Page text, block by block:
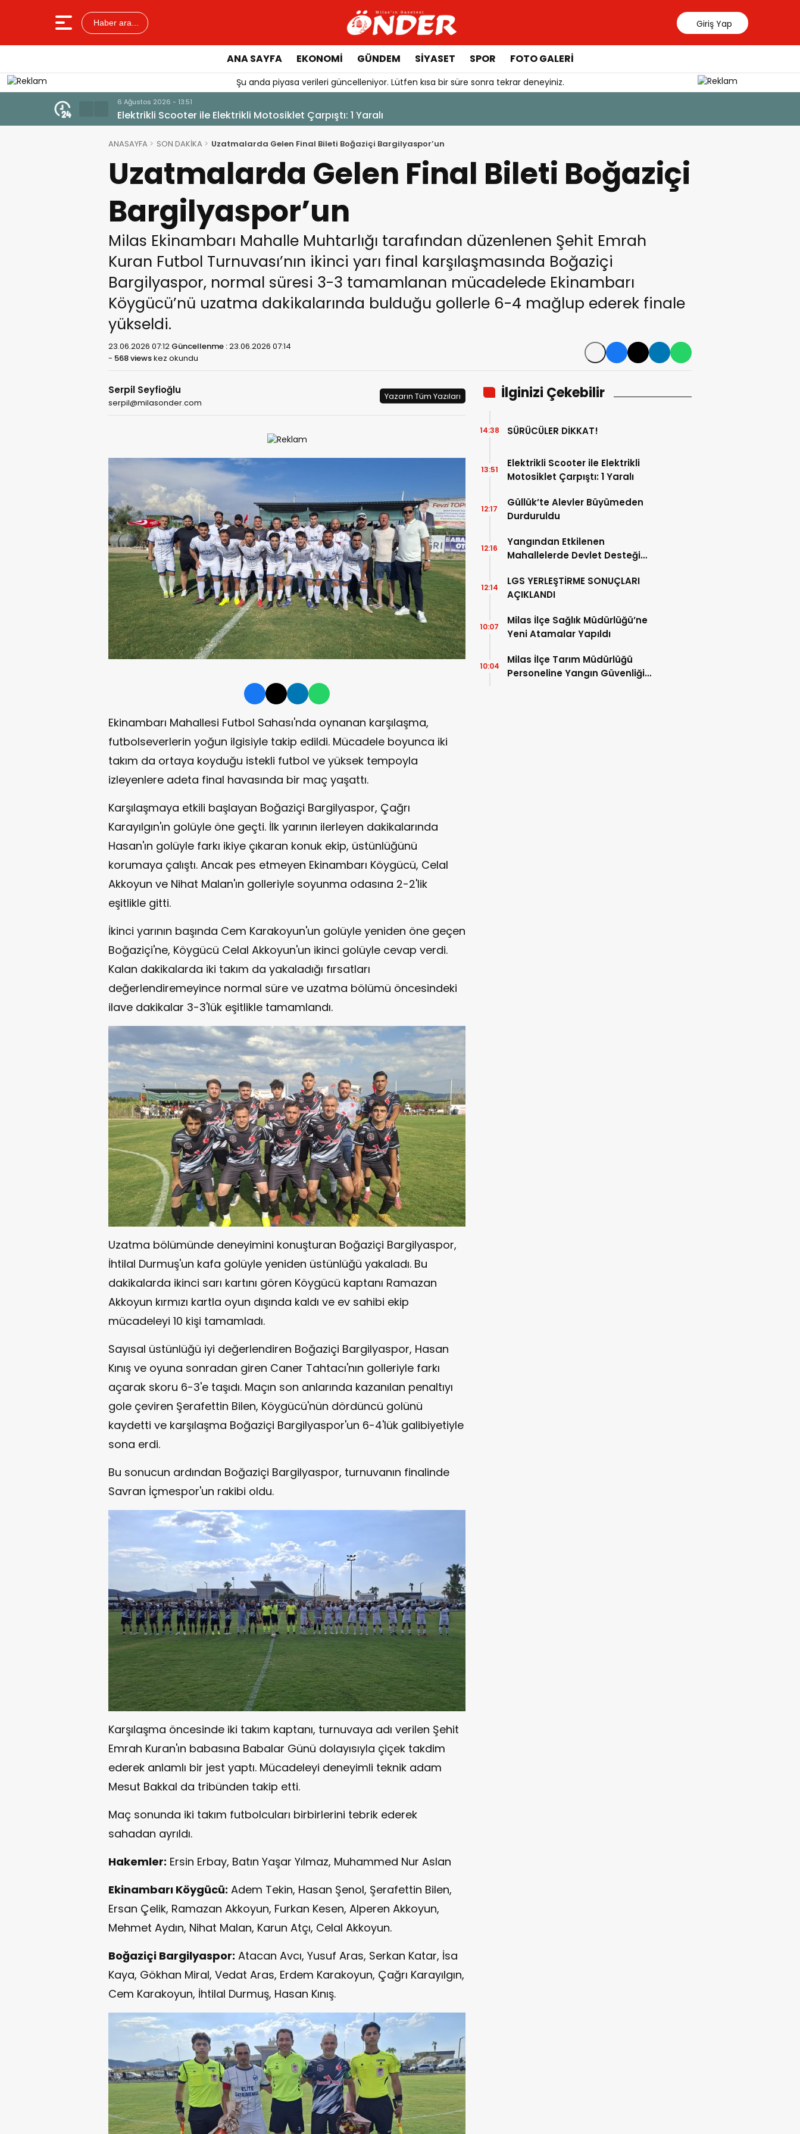
Haber ara... Giriş Yap
ANA SAYFA EKONOMİ GÜNDEM SİYASET SPOR FOTO GALERİ
Şu anda piyasa verileri güncelleniyor. Lütfen kısa bir süre sonra tekrar deneyiniz.
ANASAYFA SON DAKİKA Uzatmalarda Gelen Final Bileti Boğaziçi Bargilyaspor’un
Uzatmalarda Gelen Final Bileti Boğaziçi
Bargilyaspor’un
Milas Ekinambarı Mahalle Muhtarlığı tarafından düzenlenen Şehit Emrah
Kuran Futbol Turnuvası’nın ikinci yarı final karşılaşmasında Boğaziçi
Bargilyaspor, normal süresi 3-3 tamamlanan mücadelede Ekinambarı
Köygücü’nü uzatma dakikalarında bulduğu gollerle 6-4 mağlup ederek finale
yükseldi.
23.06.2026 07:12 Güncellenme :23.06.2026 07:14
- 568 viewskez okundu
Serpil Seyfioğlu
serpil@milasonder.com
Yazarın Tüm Yazıları
Ekinambarı Mahallesi Futbol Sahası'nda oynanan karşılaşma,
futbolseverlerin yoğun ilgisiyle takip edildi. Mücadele boyunca iki
takım da ortaya koyduğu istekli futbol ve yüksek tempoyla
izleyenlere adeta final havasında bir maç yaşattı.
Karşılaşmaya etkili başlayan Boğaziçi Bargilyaspor, Çağrı
Karayılgın'ın golüyle öne geçti. İlk yarının ilerleyen dakikalarında
Hasan'ın golüyle farkı ikiye çıkaran konuk ekip, üstünlüğünü
korumaya çalıştı. Ancak pes etmeyen Ekinambarı Köygücü, Celal
Akkoyun ve Nihat Malan'ın golleriyle soyunma odasına 2-2'lik
eşitlikle gitti.
İkinci yarının başında Cem Karakoyun'un golüyle yeniden öne geçen
Boğaziçi'ne, Köygücü Celal Akkoyun'un ikinci golüyle cevap verdi.
Kalan dakikalarda iki takım da yakaladığı fırsatları
değerlendiremeyince normal süre ve uzatma bölümü öncesindeki
ilave dakikalar 3-3'lük eşitlikle tamamlandı.
Uzatma bölümünde deneyimini konuşturan Boğaziçi Bargilyaspor,
İhtilal Durmuş'un kafa golüyle yeniden üstünlüğü yakaladı. Bu
dakikalarda ikinci sarı kartını gören Köygücü kaptanı Ramazan
Akkoyun kırmızı kartla oyun dışında kaldı ve ev sahibi ekip
mücadeleyi 10 kişi tamamladı.
Sayısal üstünlüğü iyi değerlendiren Boğaziçi Bargilyaspor, Hasan
Kınış ve oyuna sonradan giren Caner Tahtacı'nın golleriyle farkı
açarak skoru 6-3'e taşıdı. Maçın son anlarında kazanılan penaltıyı
gole çeviren Şerafettin Bilen, Köygücü'nün dördüncü golünü
kaydetti ve karşılaşma Boğaziçi Bargilyaspor'un 6-4'lük galibiyetiyle
sona erdi.
Bu sonucun ardından Boğaziçi Bargilyaspor, turnuvanın finalinde
Savran İçmespor'un rakibi oldu.
Karşılaşma öncesinde iki takım kaptanı, turnuvaya adı verilen Şehit
Emrah Kuran'ın babasına Babalar Günü dolayısıyla çiçek takdim
ederek anlamlı bir jest yaptı. Mücadeleyi deneyimli teknik adam
Mesut Bakkal da tribünden takip etti.
Maç sonunda iki takım futbolcuları birbirlerini tebrik ederek
sahadan ayrıldı.
Hakemler: Ersin Erbay, Batın Yaşar Yılmaz, Muhammed Nur Aslan
Ekinambarı Köygücü: Adem Tekin, Hasan Şenol, Şerafettin Bilen,
Ersan Çelik, Ramazan Akkoyun, Furkan Kesen, Alperen Akkoyun,
Mehmet Aydın, Nihat Malan, Karun Atçı, Celal Akkoyun.
Boğaziçi Bargilyaspor: Atacan Avcı, Yusuf Aras, Serkan Katar, İsa
Kaya, Gökhan Miral, Vedat Aras, Erdem Karakoyun, Çağrı Karayılgın,
Cem Karakoyun, İhtilal Durmuş, Hasan Kınış.
İlginizi Çekebilir
SÜRÜCÜLER DİKKAT!
14:38
Elektrikli Scooter ile Elektrikli
Motosiklet Çarpıştı: 1 Yaralı
13:51
Güllük’te Alevler Büyümeden
Durduruldu
12:17
Yangından Etkilenen
Mahallelerde Devlet Desteği
12:16
LGS YERLEŞTİRME SONUÇLARI
AÇIKLANDI
12:14
Milas İlçe Sağlık Müdürlüğü’ne
Yeni Atamalar Yapıldı
10:07
Milas İlçe Tarım Müdürlüğü
Personeline Yangın Güvenliği
10:04